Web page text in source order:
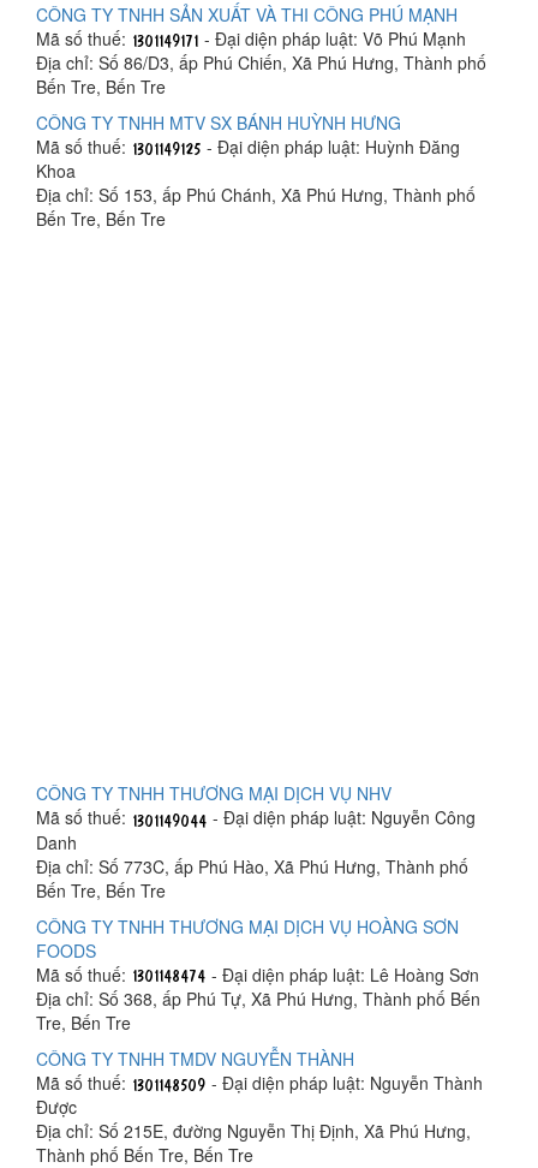
CÔNG TY TNHH SẢN XUẤT VÀ THI CÔNG PHÚ MẠNH
Mã số thuế:
- Đại diện pháp luật: Võ Phú Mạnh
Địa chỉ: Số 86/D3, ấp Phú Chiến, Xã Phú Hưng, Thành phố
Bến Tre, Bến Tre
CÔNG TY TNHH MTV SX BÁNH HUỲNH HƯNG
Mã số thuế:
- Đại diện pháp luật: Huỳnh Đăng
Khoa
Địa chỉ: Số 153, ấp Phú Chánh, Xã Phú Hưng, Thành phố
Bến Tre, Bến Tre
CÔNG TY TNHH THƯƠNG MẠI DỊCH VỤ NHV
Mã số thuế:
- Đại diện pháp luật: Nguyễn Công
Danh
Địa chỉ: Số 773C, ấp Phú Hào, Xã Phú Hưng, Thành phố
Bến Tre, Bến Tre
CÔNG TY TNHH THƯƠNG MẠI DỊCH VỤ HOÀNG SƠN
FOODS
Mã số thuế:
- Đại diện pháp luật: Lê Hoàng Sơn
Địa chỉ: Số 368, ấp Phú Tự, Xã Phú Hưng, Thành phố Bến
Tre, Bến Tre
CÔNG TY TNHH TMDV NGUYỄN THÀNH
Mã số thuế:
- Đại diện pháp luật: Nguyễn Thành
Được
Địa chỉ: Số 215E, đường Nguyễn Thị Định, Xã Phú Hưng,
Thành phố Bến Tre, Bến Tre